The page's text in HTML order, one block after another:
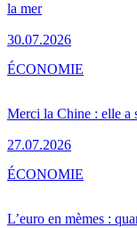
la mer
30.07.2026
Merci la Chine : elle a
27.07.2026
ÉCONOMIE
L’euro en mèmes :
ÉCONOMIE